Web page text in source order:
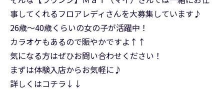
事してくれるフロアレディさんを大募集しています♪
26歳〜40歳くらいの女の子が活躍中！
カラオケもあるので賑やかですよ↑↑
気になる方はぜひお問い合わせください！
まずは体験入店からお気軽に♪
詳しくはコチラ↓↓